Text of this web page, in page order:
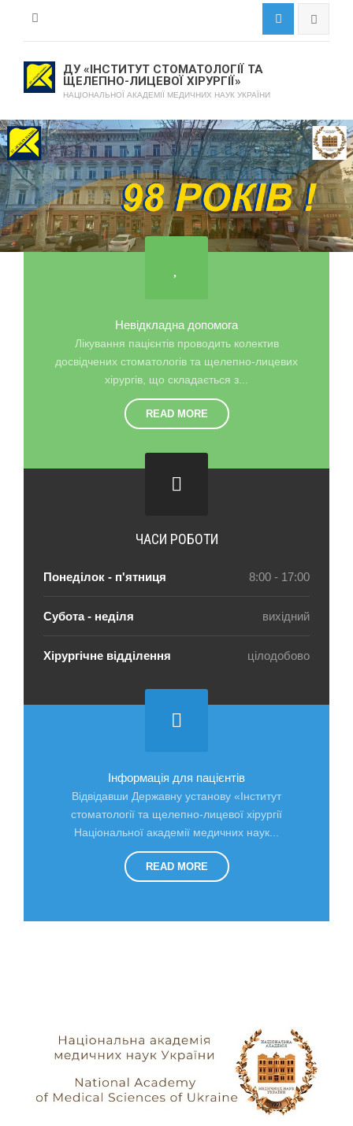
ДУ «ІНСТИТУТ СТОМАТОЛОГІЇ ТА
ЩЕЛЕПНО-ЛИЦЕВОЇ ХІРУРГІЇ»
НАЦІОНАЛЬНОЇ АКАДЕМІЇ МЕДИЧНИХ НАУК УКРАЇНИ
Невідкладна допомога
Лікування пацієнтів проводить колектив
досвідчених стоматологів та щелепно-лицевих
хірургів, що складається з...
READ MORE
ЧАСИ РОБОТИ
Понеділок - п'ятниця 8:00 - 17:00
Субота - неділя вихідний
Хірургічне відділення цілодобово
Інформація для пацієнтів
Відвідавши Державну установу «Інститут
стоматології та щелепно-лицевої хірургії
Національної академії медичних наук...
READ MORE